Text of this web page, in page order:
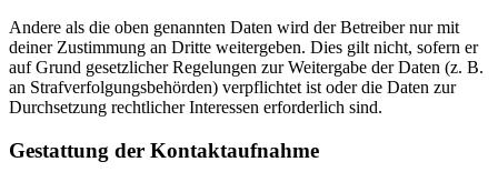
Andere als die oben genannten Daten wird der Betreiber nur mit
deiner Zustimmung an Dritte weitergeben. Dies gilt nicht, sofern er
auf Grund gesetzlicher Regelungen zur Weitergabe der Daten (z. B.
an Strafverfolgungsbehörden) verpflichtet ist oder die Daten zur
Durchsetzung rechtlicher Interessen erforderlich sind.
Gestattung der Kontaktaufnahme